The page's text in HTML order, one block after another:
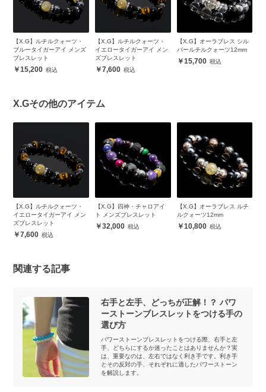
【X.G】ルチルクォーツ・
ブルータイガーアイ メンズ
ブレスレット
15,200
【X.G】ルチルクォーツ・
イエロータイガーアイ メン
ズブレスレット
7,600
【X.G】オーラブレス シル
バールチルクォーツ12mm
15,700
X.Gその他のアイテム
【X.G】ルチルクォーツ・
イエロータイガーアイ メン
ズブレスレット
7,600
【X.G】四神・チャロアイ
ト メンズブレスレット
32,000
【X.G】オーラブレス ルチ
ルクォーツ12mm
10,800
関連する記事
右手と左手、どっちが正解！？ パワ
ーストーンブレスレットをつける手の
選び方
パワーストーンブレスレットをつける際、右手と左
手、どちらにするか迷ったことはありませんか？実
は、重要なのは、左右ではなく利き手です。利き手
とその反対の手、それぞれに適したパワーストーン
を解説します。